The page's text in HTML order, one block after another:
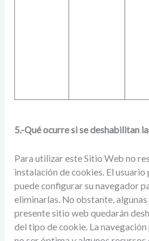
5.-Qué ocurre si se deshabilitan
Para utilizar este Sitio Web no
instalación de cookies. El usuario
puede configurar su navegador
eliminarlas. No obstante,
presente sitio web quedarán
del tipo de cookie. La